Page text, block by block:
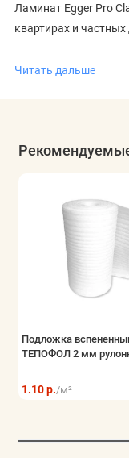
Ламинат Egger Pro
квартирах и
доставка
Читать дальше
Подложка
ТЕПОФОЛ 2 мм
1.10 р./м²